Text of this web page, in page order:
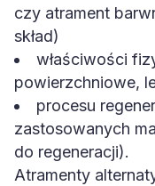
czy atrament
skład)
właściwości
powierzchniowe,
procesu
zastosowanych
do regeneracji).
Atramenty